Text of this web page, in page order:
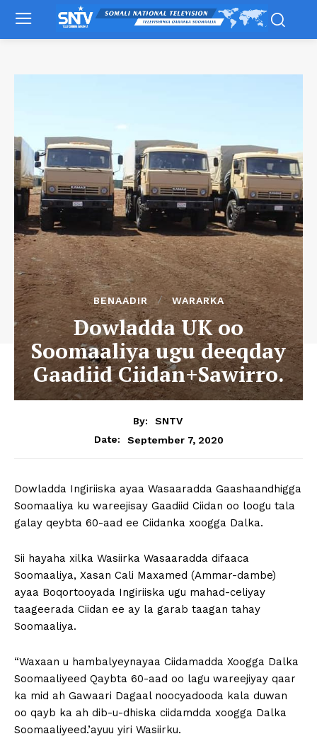
BENAADIR WARARKA
Dowladda UK oo
Soomaaliya ugu deeqday
Gaadiid Ciidan+Sawirro.
By:
SNTV
Date:
September 7, 2020
Dowladda Ingiriiska ayaa Wasaaradda Gaashaandhigga
Soomaaliya ku wareejisay Gaadiid Ciidan oo loogu tala
galay qeybta 60-aad ee Ciidanka xoogga Dalka.
Sii hayaha xilka Wasiirka Wasaaradda difaaca
Soomaaliya, Xasan Cali Maxamed (Ammar-dambe)
ayaa Boqortooyada Ingiriiska ugu mahad-celiyay
taageerada Ciidan ee ay la garab taagan tahay
Soomaaliya.
“Waxaan u hambalyeynayaa Ciidamadda Xoogga Dalka
Soomaaliyeed Qaybta 60-aad oo lagu wareejiyay qaar
ka mid ah Gawaari Dagaal noocyadooda kala duwan
oo qayb ka ah dib-u-dhiska ciidamdda xoogga Dalka
Soomaaliyeed.’ayuu yiri Wasiirku.